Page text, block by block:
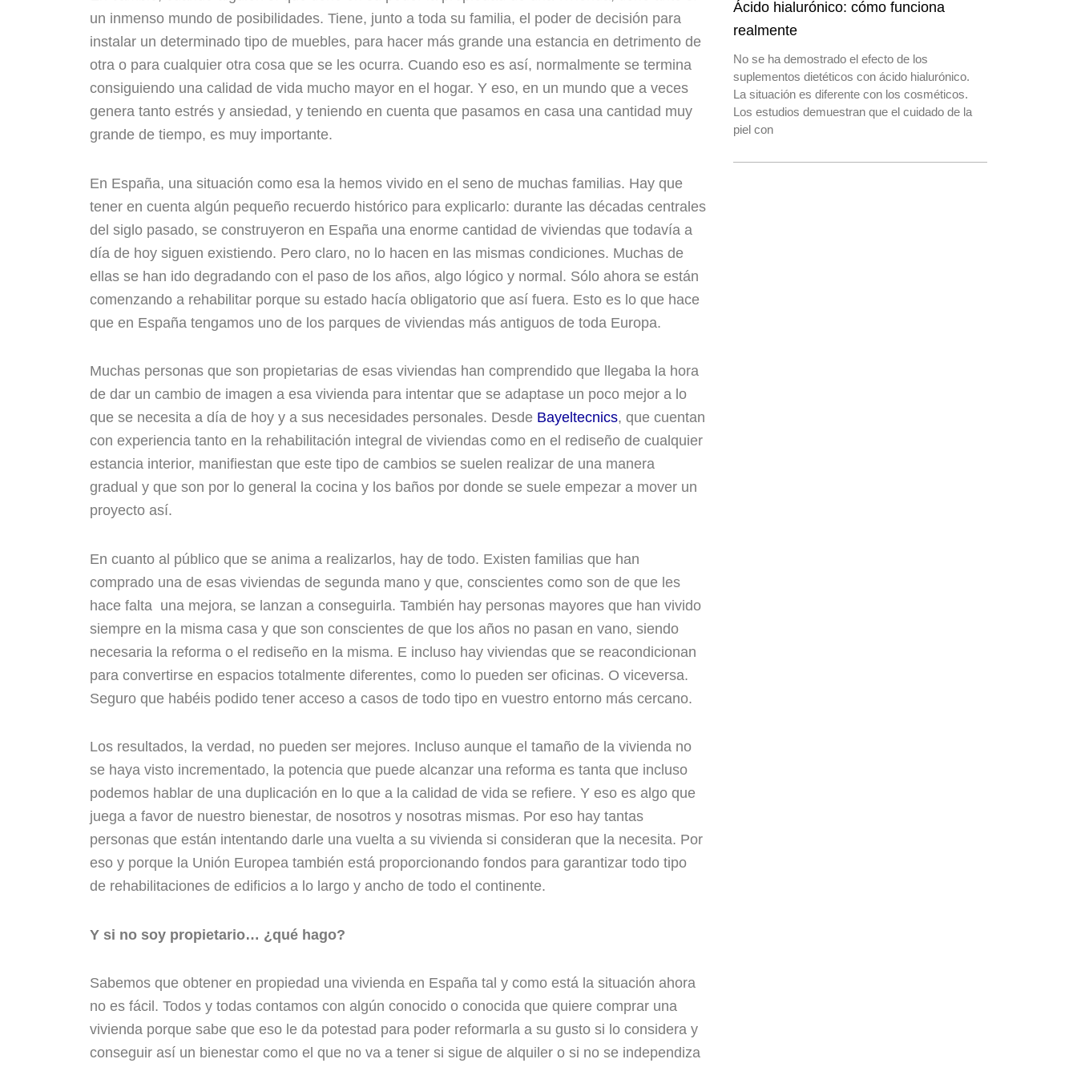
un inmenso mundo de posibilidades. Tiene, junto a toda su familia, el poder de decisión para
instalar un determinado tipo de muebles, para hacer más grande una estancia en detrimento de
otra o para cualquier otra cosa que se les ocurra. Cuando eso es así, normalmente se termina
consiguiendo una calidad de vida mucho mayor en el hogar. Y eso, en un mundo que a veces
genera tanto estrés y ansiedad, y teniendo en cuenta que pasamos en casa una cantidad muy
grande de tiempo, es muy importante.
En España, una situación como esa la hemos vivido en el seno de muchas familias. Hay que
tener en cuenta algún pequeño recuerdo histórico para explicarlo: durante las décadas centrales
del siglo pasado, se construyeron en España una enorme cantidad de viviendas que todavía a
día de hoy siguen existiendo. Pero claro, no lo hacen en las mismas condiciones. Muchas de
ellas se han ido degradando con el paso de los años, algo lógico y normal. Sólo ahora se están
comenzando a rehabilitar porque su estado hacía obligatorio que así fuera. Esto es lo que hace
que en España tengamos uno de los parques de viviendas más antiguos de toda Europa.
Muchas personas que son propietarias de esas viviendas han comprendido que llegaba la hora
de dar un cambio de imagen a esa vivienda para intentar que se adaptase un poco mejor a lo
que se necesita a día de hoy y a sus necesidades personales. Desde Bayeltecnics, que cuentan
con experiencia tanto en la rehabilitación integral de viviendas como en el rediseño de cualquier
estancia interior, manifiestan que este tipo de cambios se suelen realizar de una manera
gradual y que son por lo general la cocina y los baños por donde se suele empezar a mover un
proyecto así.
En cuanto al público que se anima a realizarlos, hay de todo. Existen familias que han
comprado una de esas viviendas de segunda mano y que, conscientes como son de que les
hace falta una mejora, se lanzan a conseguirla. También hay personas mayores que han vivido
siempre en la misma casa y que son conscientes de que los años no pasan en vano, siendo
necesaria la reforma o el rediseño en la misma. E incluso hay viviendas que se reacondicionan
para convertirse en espacios totalmente diferentes, como lo pueden ser oficinas. O viceversa.
Seguro que habéis podido tener acceso a casos de todo tipo en vuestro entorno más cercano.
Los resultados, la verdad, no pueden ser mejores. Incluso aunque el tamaño de la vivienda no
se haya visto incrementado, la potencia que puede alcanzar una reforma es tanta que incluso
podemos hablar de una duplicación en lo que a la calidad de vida se refiere. Y eso es algo que
juega a favor de nuestro bienestar, de nosotros y nosotras mismas. Por eso hay tantas
personas que están intentando darle una vuelta a su vivienda si consideran que la necesita. Por
eso y porque la Unión Europea también está proporcionando fondos para garantizar todo tipo
de rehabilitaciones de edificios a lo largo y ancho de todo el continente.
Y si no soy propietario… ¿qué hago?
Sabemos que obtener en propiedad una vivienda en España tal y como está la situación ahora
no es fácil. Todos y todas contamos con algún conocido o conocida que quiere comprar una
vivienda porque sabe que eso le da potestad para poder reformarla a su gusto si lo considera y
conseguir así un bienestar como el que no va a tener si sigue de alquiler o si no se independiza
Ácido hialurónico: cómo funciona
realmente
No se ha demostrado el efecto de los
suplementos dietéticos con ácido hialurónico.
La situación es diferente con los cosméticos.
Los estudios demuestran que el cuidado de la
piel con